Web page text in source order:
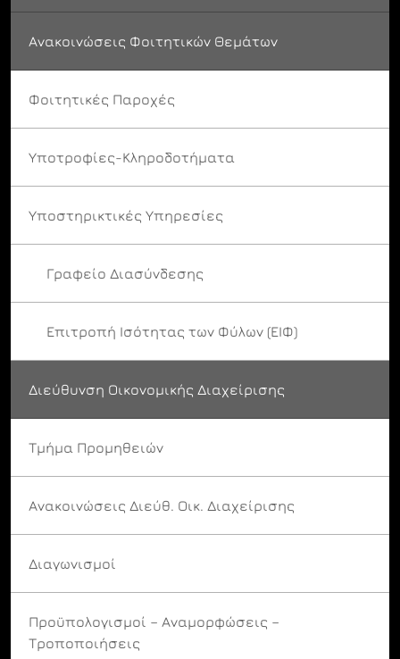
Ανακοινώσεις Φοιτητικών Θεμάτων
Φοιτητικές Παροχές
Υποτροφίες-Κληροδοτήματα
Υποστηρικτικές Υπηρεσίες
Γραφείο Διασύνδεσης
Επιτροπή Ισότητας των Φύλων (ΕΙΦ)
Διεύθυνση Οικονομικής Διαχείρισης
Τμήμα Προμηθειών
Ανακοινώσεις Διεύθ. Οικ. Διαχείρισης
Διαγωνισμοί
Προϋπολογισμοί – Αναμορφώσεις –
Τροποποιήσεις